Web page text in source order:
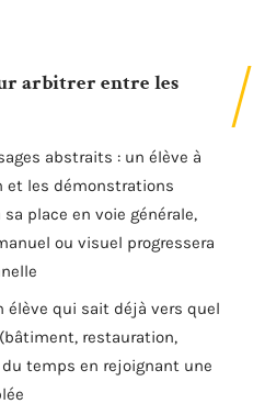
arbitrer entre les
abstraits : un élève à
et les démonstrations
place en voie générale,
ou visuel progressera
élève qui sait déjà vers quel
restauration,
temps en rejoignant une